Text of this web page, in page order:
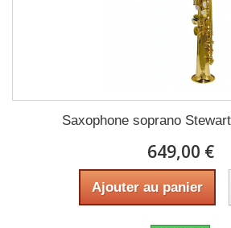
Saxophone soprano
649,00 €
Ajouter au panier